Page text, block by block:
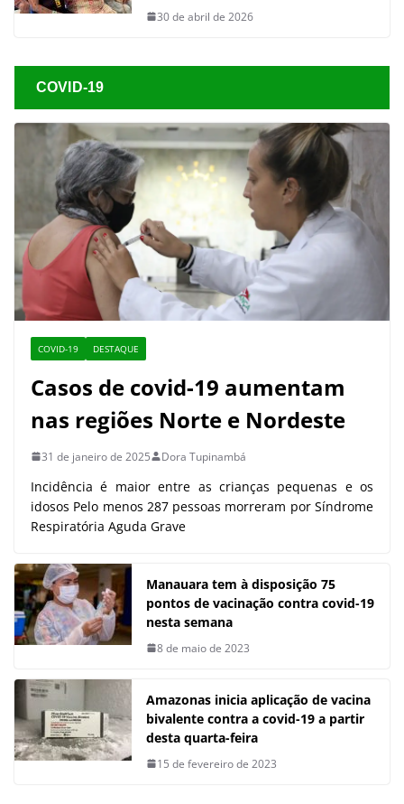
30 de abril de 2026
COVID-19
COVID-19 DESTAQUE
Casos de covid-19 aumentam
nas regiões Norte e Nordeste
31 de janeiro de 2025 Dora Tupinambá
Incidência é maior entre as crianças pequenas e os
idosos Pelo menos 287 pessoas morreram por Síndrome
Respiratória Aguda Grave
Manauara tem à disposição 75
pontos de vacinação contra covid-19
nesta semana
8 de maio de 2023
Amazonas inicia aplicação de vacina
bivalente contra a covid-19 a partir
desta quarta-feira
15 de fevereiro de 2023